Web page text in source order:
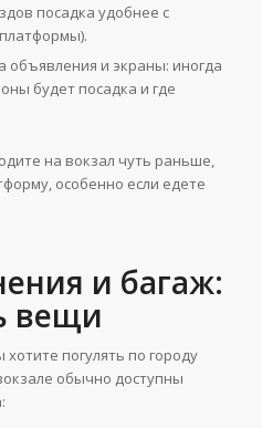
посадка удобнее с
и экраны: иногда
будет посадка и где
на вокзал чуть раньше,
особенно если едете
и багаж:
вещи
погулять по городу
обычно доступны